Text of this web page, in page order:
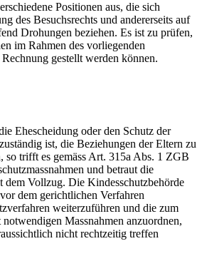
Positionen aus, die sich
des Besuchsrechts und andererseits auf
Drohungen beziehen. Es ist zu prüfen,
im Rahmen des vorliegenden
gestellt werden können.
Ehescheidung oder den Schutz der
ist, die Beziehungen der Eltern zu
so trifft es gemäss Art. 315a Abs. 1 ZGB
und betraut die
dem Vollzug. Die Kindesschutzbehörde
dem gerichtlichen Verfahren
weiterzuführen und die zum
Massnahmen anzuordnen,
nicht rechtzeitig treffen